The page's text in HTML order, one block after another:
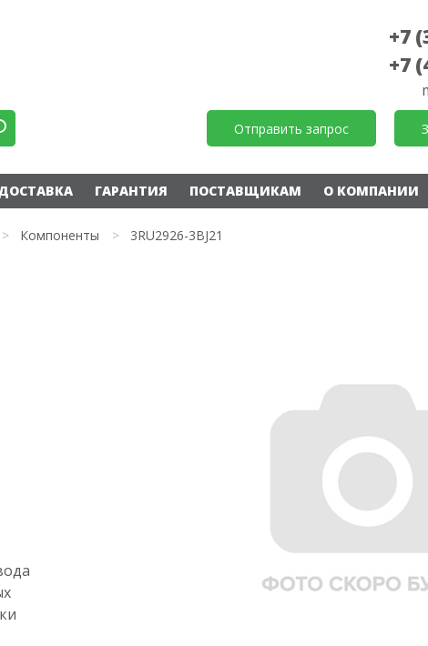
+7
+7
Отправить запрос
ГАРАНТИЯ ПОСТАВЩИКАМ О КОМПАНИИ
> Компоненты > 3RU2926-3BJ21